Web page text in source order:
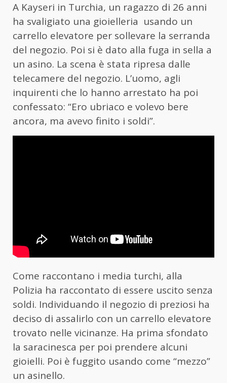
A Kayseri in Turchia, un ragazzo di 26 anni
ha svaligiato una gioielleria usando un
carrello elevatore per sollevare la serranda
del negozio. Poi si è dato alla fuga in sella a
un asino. La scena è stata ripresa dalle
telecamere del negozio. L’uomo, agli
inquirenti che lo hanno arrestato ha poi
confessato: “Ero ubriaco e volevo bere
ancora, ma avevo finito i soldi”.
Come raccontano i media turchi, alla
Polizia ha raccontato di essere uscito senza
soldi. Individuando il negozio di preziosi ha
deciso di assalirlo con un carrello elevatore
trovato nelle vicinanze. Ha prima sfondato
la saracinesca per poi prendere alcuni
gioielli. Poi è fuggito usando come “mezzo”
un asinello.